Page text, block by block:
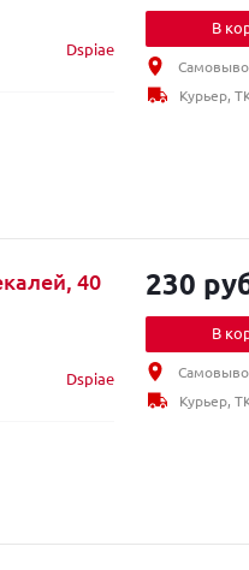
Dspiae
В
Курьер,
40
Dspiae
230
В
Курьер,